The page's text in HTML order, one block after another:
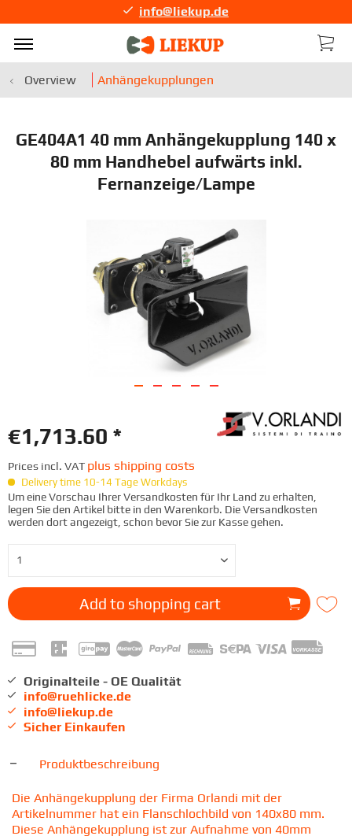
info@liekup.de
Overview Anhängekupplungen
GE404A1 40 mm Anhängekupplung 140 x
80 mm Handhebel aufwärts inkl.
Fernanzeige/Lampe
€1,713.60 *
Prices incl. VAT plus shipping costs
Delivery time 10-14 Tage Workdays
Um eine Vorschau Ihrer Versandkosten für Ihr Land zu erhalten,
legen Sie den Artikel bitte in den Warenkorb. Die Versandkosten
werden dort angezeigt, schon bevor Sie zur Kasse gehen.
Add to shopping cart
Originalteile - OE Qualität
info@ruehlicke.de
info@liekup.de
Sicher Einkaufen
Produktbeschreibung
Die Anhängekupplung der Firma Orlandi mit der
Artikelnummer hat ein Flanschlochbild von 140x80 mm.
Diese Anhängekupplung ist zur Aufnahme von 40mm